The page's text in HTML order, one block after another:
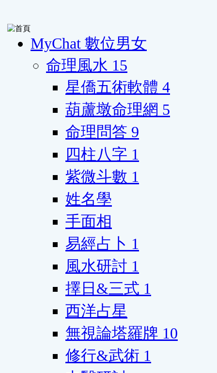
MyChat 數位男女
命理風水 15
星僑五術軟體 4
葫蘆墩命理網 5
命理問答 9
四柱八字 1
紫微斗數 1
姓名學
手面相
易經占卜 1
風水研討 1
擇日&三式 1
西洋占星
無視論塔羅牌 10
修行&武術 1